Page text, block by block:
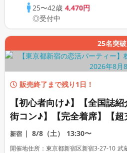
25〜42歳4,470円
◎受付中
25名突破
販売終了まで残り1日！
【初心者向け♪】【全国誌
街コン♪】【完全着席】【超
ル飲み放題・コース料理付
企業運営の和風のリラックス
新宿 8/8（土） 13:30〜
開催地住